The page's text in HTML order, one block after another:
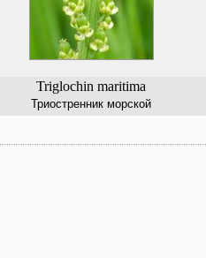
Triglochin maritima
Триостренник морской